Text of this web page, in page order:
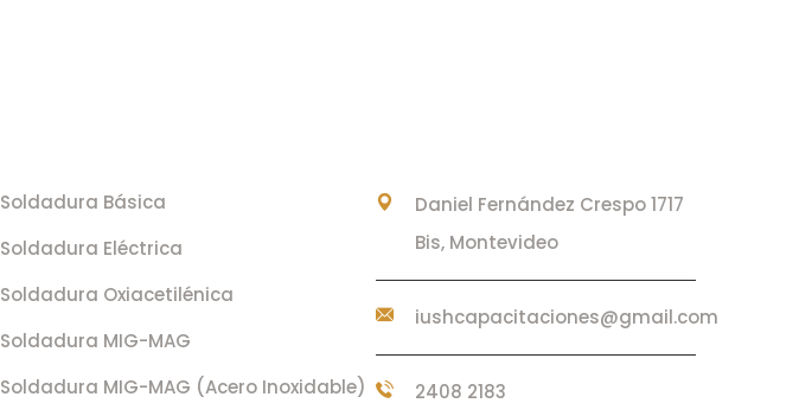
Soldadura Básica
Soldadura Eléctrica
Soldadura Oxiacetilénica
Soldadura MIG-MAG
Soldadura MIG-MAG (Acero Inoxidable)
Daniel Fernández Crespo 1717
Bis, Montevideo
iushcapacitaciones@gmail.com
2408 2183